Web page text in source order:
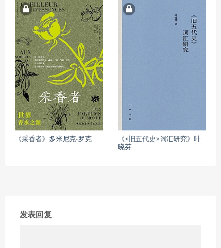
《采香者》多米尼克·罗克
《<旧五代史>词汇研究》叶
晓芬
发表回复